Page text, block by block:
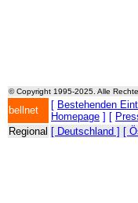
© Copyright 1995-2025. Alle
bellnet [ Bestehenden
Homepage ] [
Regional [ Deutschland ] [